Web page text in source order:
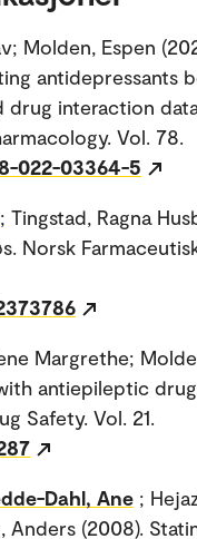
Molden, Espen
antidepressants
interaction
Vol. 78.
022-03364-5
; Tingstad, Ragna
Norsk
Margrethe;
antiepileptic
Safety. Vol. 21.
Dahl, Ane ;
Anders (2008).